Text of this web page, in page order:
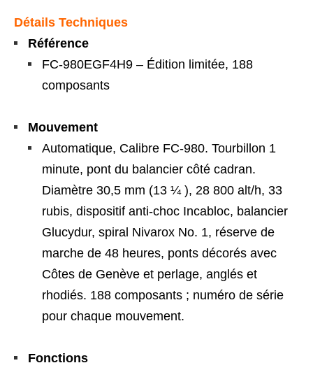
Détails Techniques
Référence
FC-980EGF4H9 – Édition limitée, 188
composants
Mouvement
Automatique, Calibre FC-980. Tourbillon 1
minute, pont du balancier côté cadran.
Diamètre 30,5 mm (13 ¼ ), 28 800 alt/h, 33
rubis, dispositif anti-choc Incabloc, balancier
Glucydur, spiral Nivarox No. 1, réserve de
marche de 48 heures, ponts décorés avec
Côtes de Genève et perlage, anglés et
rhodiés. 188 composants ; numéro de série
pour chaque mouvement.
Fonctions